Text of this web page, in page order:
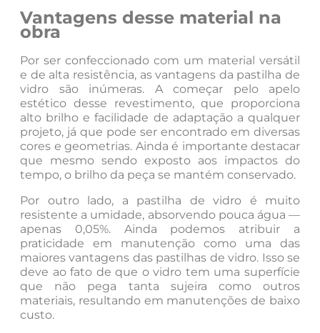
Vantagens desse material na
obra
Por ser confeccionado com um material versátil
e de alta resistência, as vantagens da pastilha de
vidro são inúmeras. A começar pelo apelo
estético desse revestimento, que proporciona
alto brilho e facilidade de adaptação a qualquer
projeto, já que pode ser encontrado em diversas
cores e geometrias. Ainda é importante destacar
que mesmo sendo exposto aos impactos do
tempo, o brilho da peça se mantém conservado.
Por outro lado, a pastilha de vidro é muito
resistente a umidade, absorvendo pouca água —
apenas 0,05%. Ainda podemos atribuir a
praticidade em manutenção como uma das
maiores vantagens das pastilhas de vidro. Isso se
deve ao fato de que o vidro tem uma superfície
que não pega tanta sujeira como outros
materiais, resultando em manutenções de baixo
custo.